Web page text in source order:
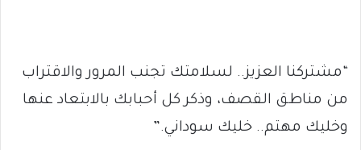
“مشتركنا العزيز.. لسلامتك تجنب المرور والاقتراب
من مناطق القصف، وذكر كل أحبابك بالابتعاد عنها
وخليك مهتم.. خليك سوداني.”